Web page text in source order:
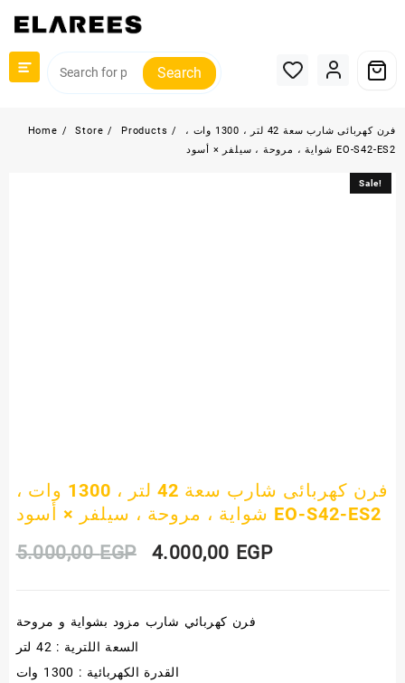
Search
Home Store Products
فرن كهربائى شارب سعة 42 لتر ، 1300 وات ،
شواية ، مروحة ، سيلفر × أسود EO-S42-ES2
Sale!
فرن كهربائى شارب سعة 42 لتر ، 1300 وات ،
شواية ، مروحة ، سيلفر × أسود EO-S42-ES2
5.000,00EGP
Original
was:
5.000,00 EGP.
4.000,00 EGPCurrent
فرن كهربائي شارب مزود بشواية و مروحة
السعة اللترية : 42 لتر
القدرة الكهربائية : 1300 وات
Sale!